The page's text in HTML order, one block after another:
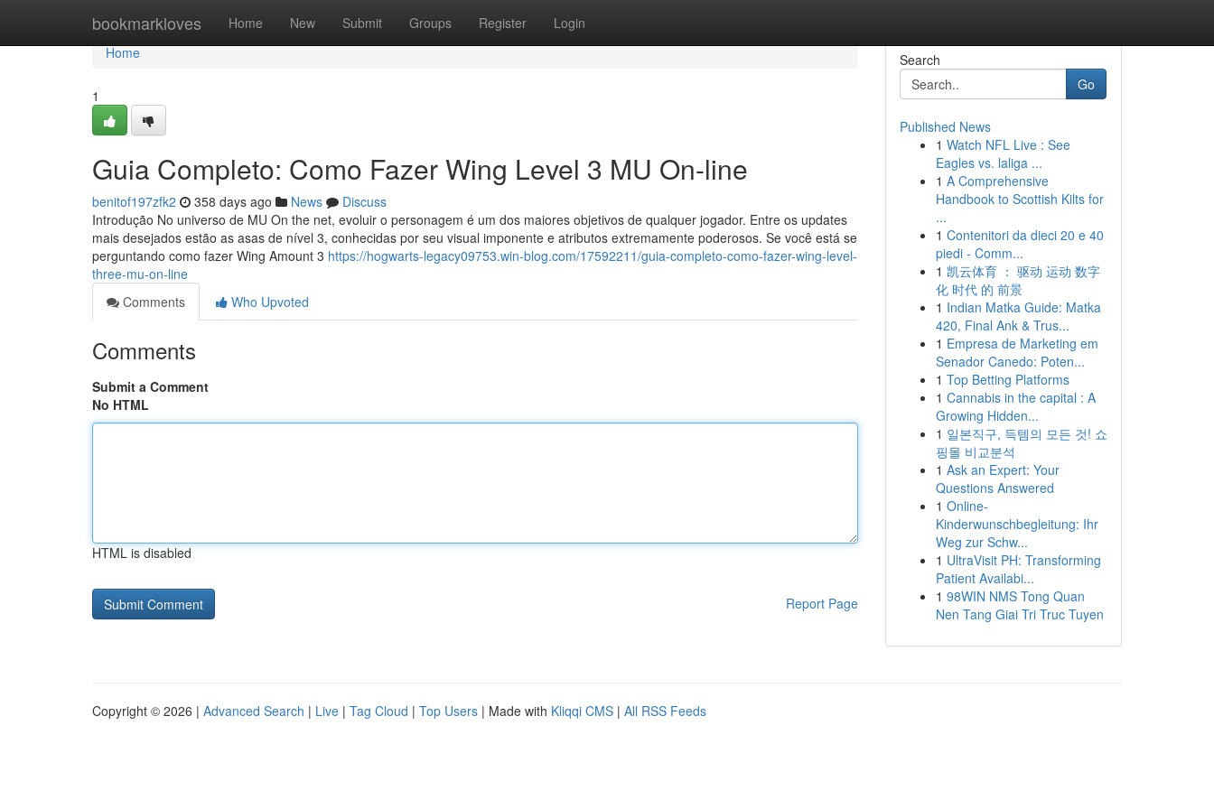
bookmarkloves Home New Submit Groups Register Login
Home
Home
1
Guia Completo: Como Fazer Wing Level 3 MU On-line
benitof197zfk2 358 days ago News
Discuss
Introdução No universo de MU On the net, evoluir o personagem é um dos maiores objetivos de qualquer jogador. Entre os updates
mais desejados estão as asas de nível 3, conhecidas por seu visual imponente e atributos extremamente poderosos. Se você está se
perguntando como fazer Wing Amount 3 https://hogwarts-legacy09753.win-blog.com/17592211/guia-completo-como-fazer-wing-level-
three-mu-on-line
Comments
Who Upvoted
Comments
Submit a Comment
No HTML
HTML is disabled
Report Page
Search
Go
Published News
1 Watch NFL Live : See
Eagles vs. laliga ...
1 A Comprehensive
Handbook to Scottish Kilts for
...
1 Contenitori da dieci 20 e 40
piedi - Comm...
1 凯云体育 ： 驱动 运动 数字
化 时代 的 前景
1 Indian Matka Guide: Matka
420, Final Ank & Trus...
1 Empresa de Marketing em
Senador Canedo: Poten...
1 Top Betting Platforms
1 Cannabis in the capital : A
Growing Hidden...
1 일본직구, 득템의 모든 것! 쇼
핑몰 비교분석
1 Ask an Expert: Your
Questions Answered
1 Online-
Kinderwunschbegleitung: Ihr
Weg zur Schw...
1 UltraVisit PH: Transforming
Patient Availabi...
1 98WIN NMS Tong Quan
Nen Tang Giai Tri Truc Tuyen
Copyright © 2026 | Advanced Search | Live | Tag Cloud | Top Users | Made with Kliqqi CMS | All RSS Feeds